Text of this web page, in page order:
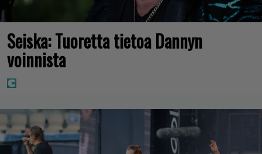
Seiska: Tuoretta tietoa Dannyn
voinnista